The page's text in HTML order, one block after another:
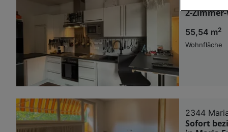
2-
55,54 m2
Wohnfläche
2344
Sofort
Wir und